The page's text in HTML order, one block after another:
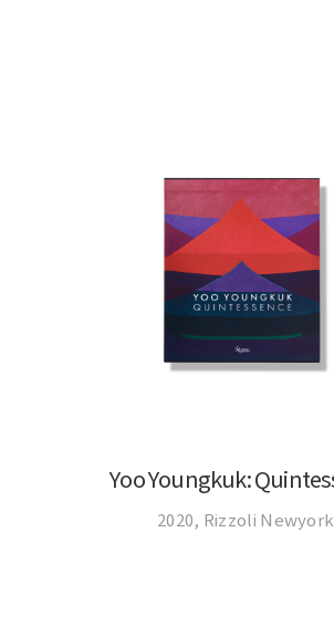
2020, Rizzoli Newyork